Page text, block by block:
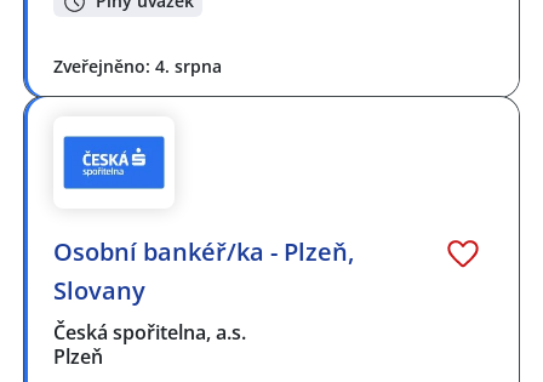
Zveřejněno: 4. srpna
Osobní bankéř/ka - Plzeň,
Slovany
Česká spořitelna, a.s.
Plzeň